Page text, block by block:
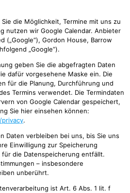
die Möglichkeit, Termine mit uns zu
nutzen wir Google Calendar. Anbieter
(„Google“), Gordon House, Barrow
„Google“).
geben Sie die abgefragten Daten
dafür vorgesehene Maske ein. Die
für die Planung, Durchführung und
Termins verwendet. Die Termindaten
von Google Calendar gespeichert,
Sie hier einsehen können:
.
Daten verbleiben bei uns, bis Sie uns
Einwilligung zur Speicherung
die Datenspeicherung entfällt.
– insbesondere
unberührt.
ist Art. 6 Abs. 1 lit. f